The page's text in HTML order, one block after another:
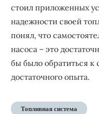
стоил приложенных
надежности своей
понял, что
насоса – это
бы было обратиться к
достаточного опыта.
Топливная система